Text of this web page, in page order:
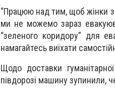
“Працюю над тим, щоб жінки
ми не можемо зараз
“зеленого коридору” для
намагайтесь виїхати
Щодо доставки
півдорозі машину зупинили,